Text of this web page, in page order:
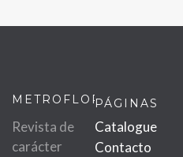
METROFLOR
Revista de
carácter
PÁGINAS
Catalogue
Contacto